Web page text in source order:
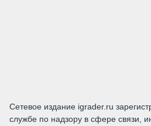
Сетевое издание igrader.ru
службе по надзору в сфере связи,